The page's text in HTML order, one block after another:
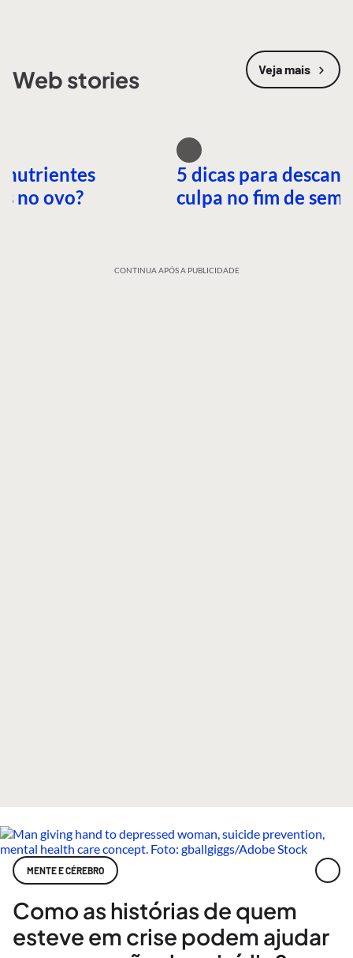
Web stories Veja mais
nutrientes
no ovo?
5 dicas para
culpa no fim de
CONTINUA APÓS A PUBLICIDADE
MENTE E CÉREBRO
Como as histórias de quem
esteve em crise podem ajudar